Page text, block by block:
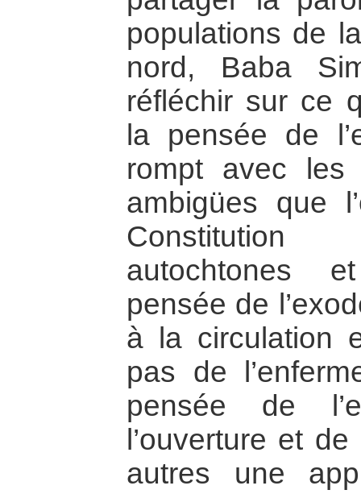
populations de
nord, Baba
réfléchir sur ce
la pensée de
rompt avec les
ambigües que
autochtones
pensée de
à la circulation
pas de
pensée de
l’ouverture et
autres une